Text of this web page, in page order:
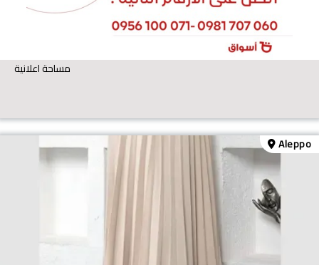
مساحة اعلانية
Aleppo